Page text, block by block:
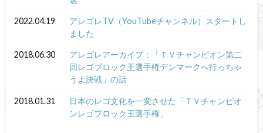
2022.04.19
アレゴレTV（YouTubeチャンネル）スタートし
ました
2018.06.30
アレゴレアーカイブ：「ＴＶチャンピオン第二
回レゴブロック王選手権デンマークへ行っちゃ
うよ決戦」の話
2018.01.31
日本のレゴ文化を一変させた「ＴＶチャンピオ
ンレゴブロック王選手権」